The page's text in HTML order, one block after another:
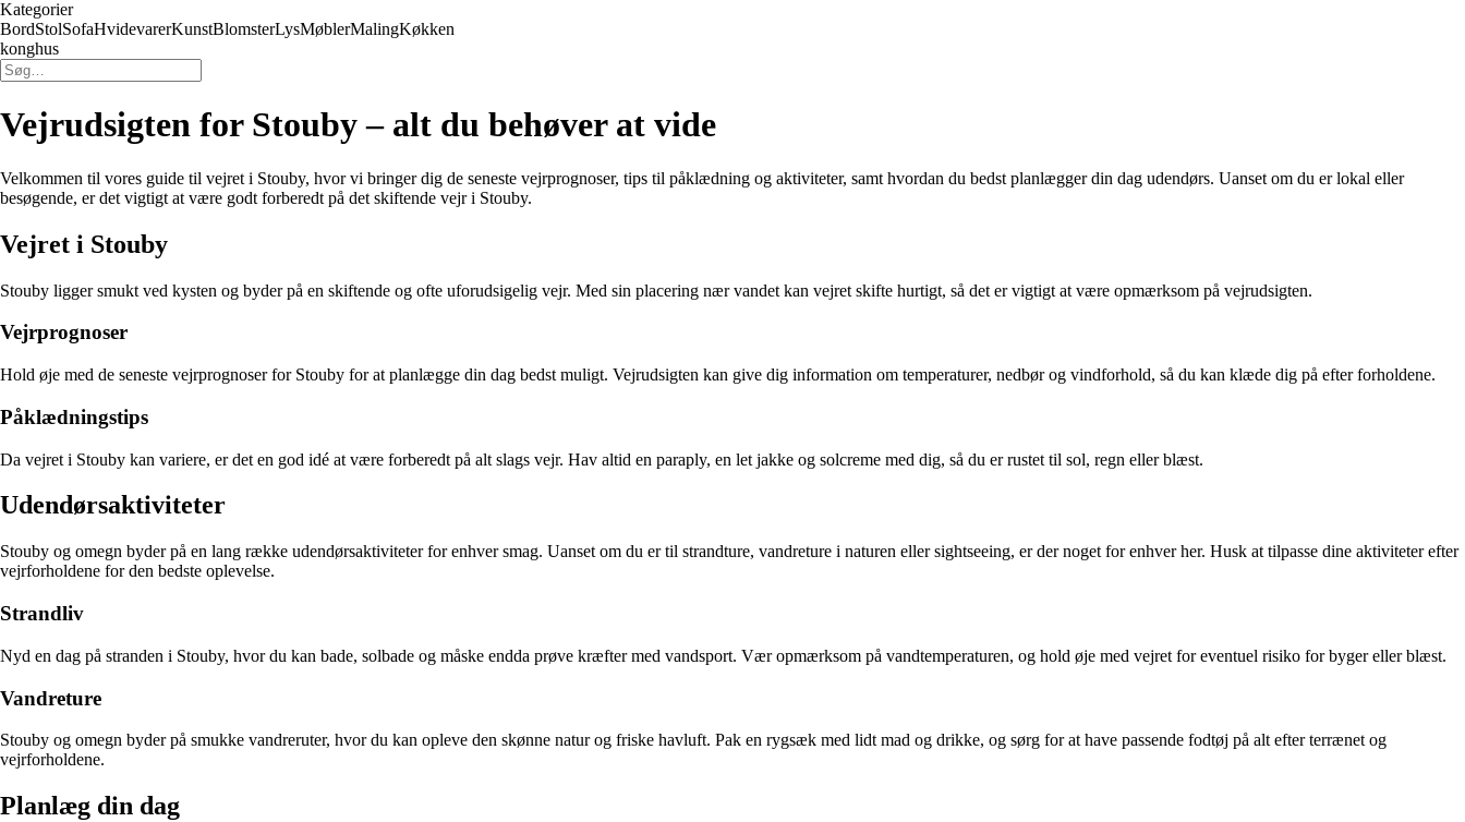
Kategorier
BordStolSofaHvidevarerKunstBlomsterLysMøblerMalingKøkken
konghus
Vejrudsigten for Stouby – alt du behøver at vide
Velkommen til vores guide til vejret i Stouby, hvor vi bringer dig de seneste vejrprognoser, tips til påklædning og aktiviteter, samt hvordan du bedst planlægger din dag udendørs. Uanset om du er lokal eller
besøgende, er det vigtigt at være godt forberedt på det skiftende vejr i Stouby.
Vejret i Stouby
Stouby ligger smukt ved kysten og byder på en skiftende og ofte uforudsigelig vejr. Med sin placering nær vandet kan vejret skifte hurtigt, så det er vigtigt at være opmærksom på vejrudsigten.
Vejrprognoser
Hold øje med de seneste vejrprognoser for Stouby for at planlægge din dag bedst muligt. Vejrudsigten kan give dig information om temperaturer, nedbør og vindforhold, så du kan klæde dig på efter forholdene.
Påklædningstips
Da vejret i Stouby kan variere, er det en god idé at være forberedt på alt slags vejr. Hav altid en paraply, en let jakke og solcreme med dig, så du er rustet til sol, regn eller blæst.
Udendørsaktiviteter
Stouby og omegn byder på en lang række udendørsaktiviteter for enhver smag. Uanset om du er til strandture, vandreture i naturen eller sightseeing, er der noget for enhver her. Husk at tilpasse dine aktiviteter efter
vejrforholdene for den bedste oplevelse.
Strandliv
Nyd en dag på stranden i Stouby, hvor du kan bade, solbade og måske endda prøve kræfter med vandsport. Vær opmærksom på vandtemperaturen, og hold øje med vejret for eventuel risiko for byger eller blæst.
Vandreture
Stouby og omegn byder på smukke vandreruter, hvor du kan opleve den skønne natur og friske havluft. Pak en rygsæk med lidt mad og drikke, og sørg for at have passende fodtøj på alt efter terrænet og
vejrforholdene.
Planlæg din dag